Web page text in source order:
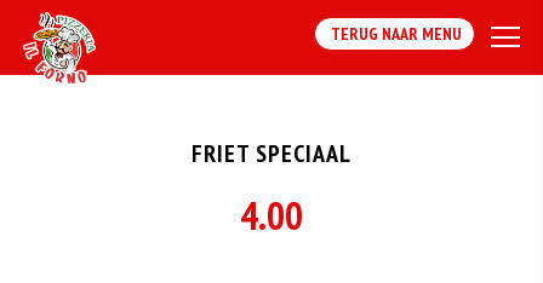
TERUG NAAR MENU
FRIET SPECIAAL
4.00